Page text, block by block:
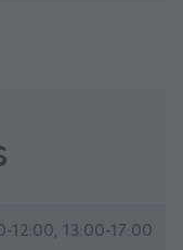
12:00, 13:00-17:00